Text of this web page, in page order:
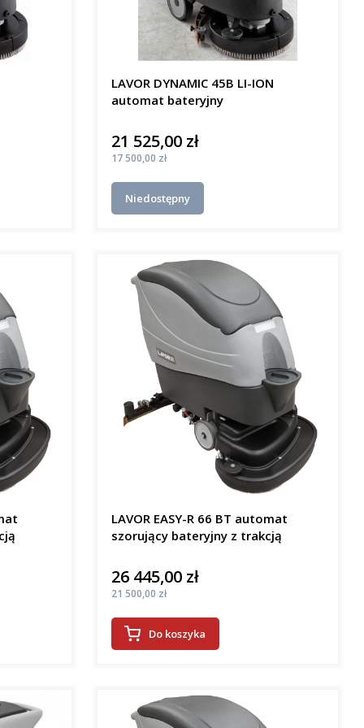
LAVOR DYNAMIC 45B LI-ION
automat bateryjny
Cena
21 525,00 zł
Cena
17 500,00 zł
Niedostępny
LAVOR EASY-R 66 BT automat
szorujący bateryjny z trakcją
Cena
26 445,00 zł
Cena
21 500,00 zł
Do koszyka